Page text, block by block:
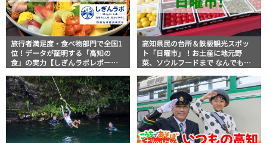
旅行者満足度・食べ物部門で全国1
位！データが証明する「高知の
食」の実力【しぎんラボレポー
高知県民の台所＆鉄板観光スポッ
ト「日曜市」！お土産に地元野
菜、ソウルフードまで なんでもそ
説！